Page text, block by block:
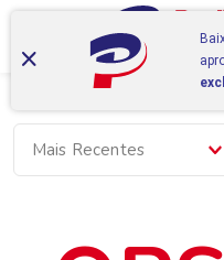
Mais Recentes